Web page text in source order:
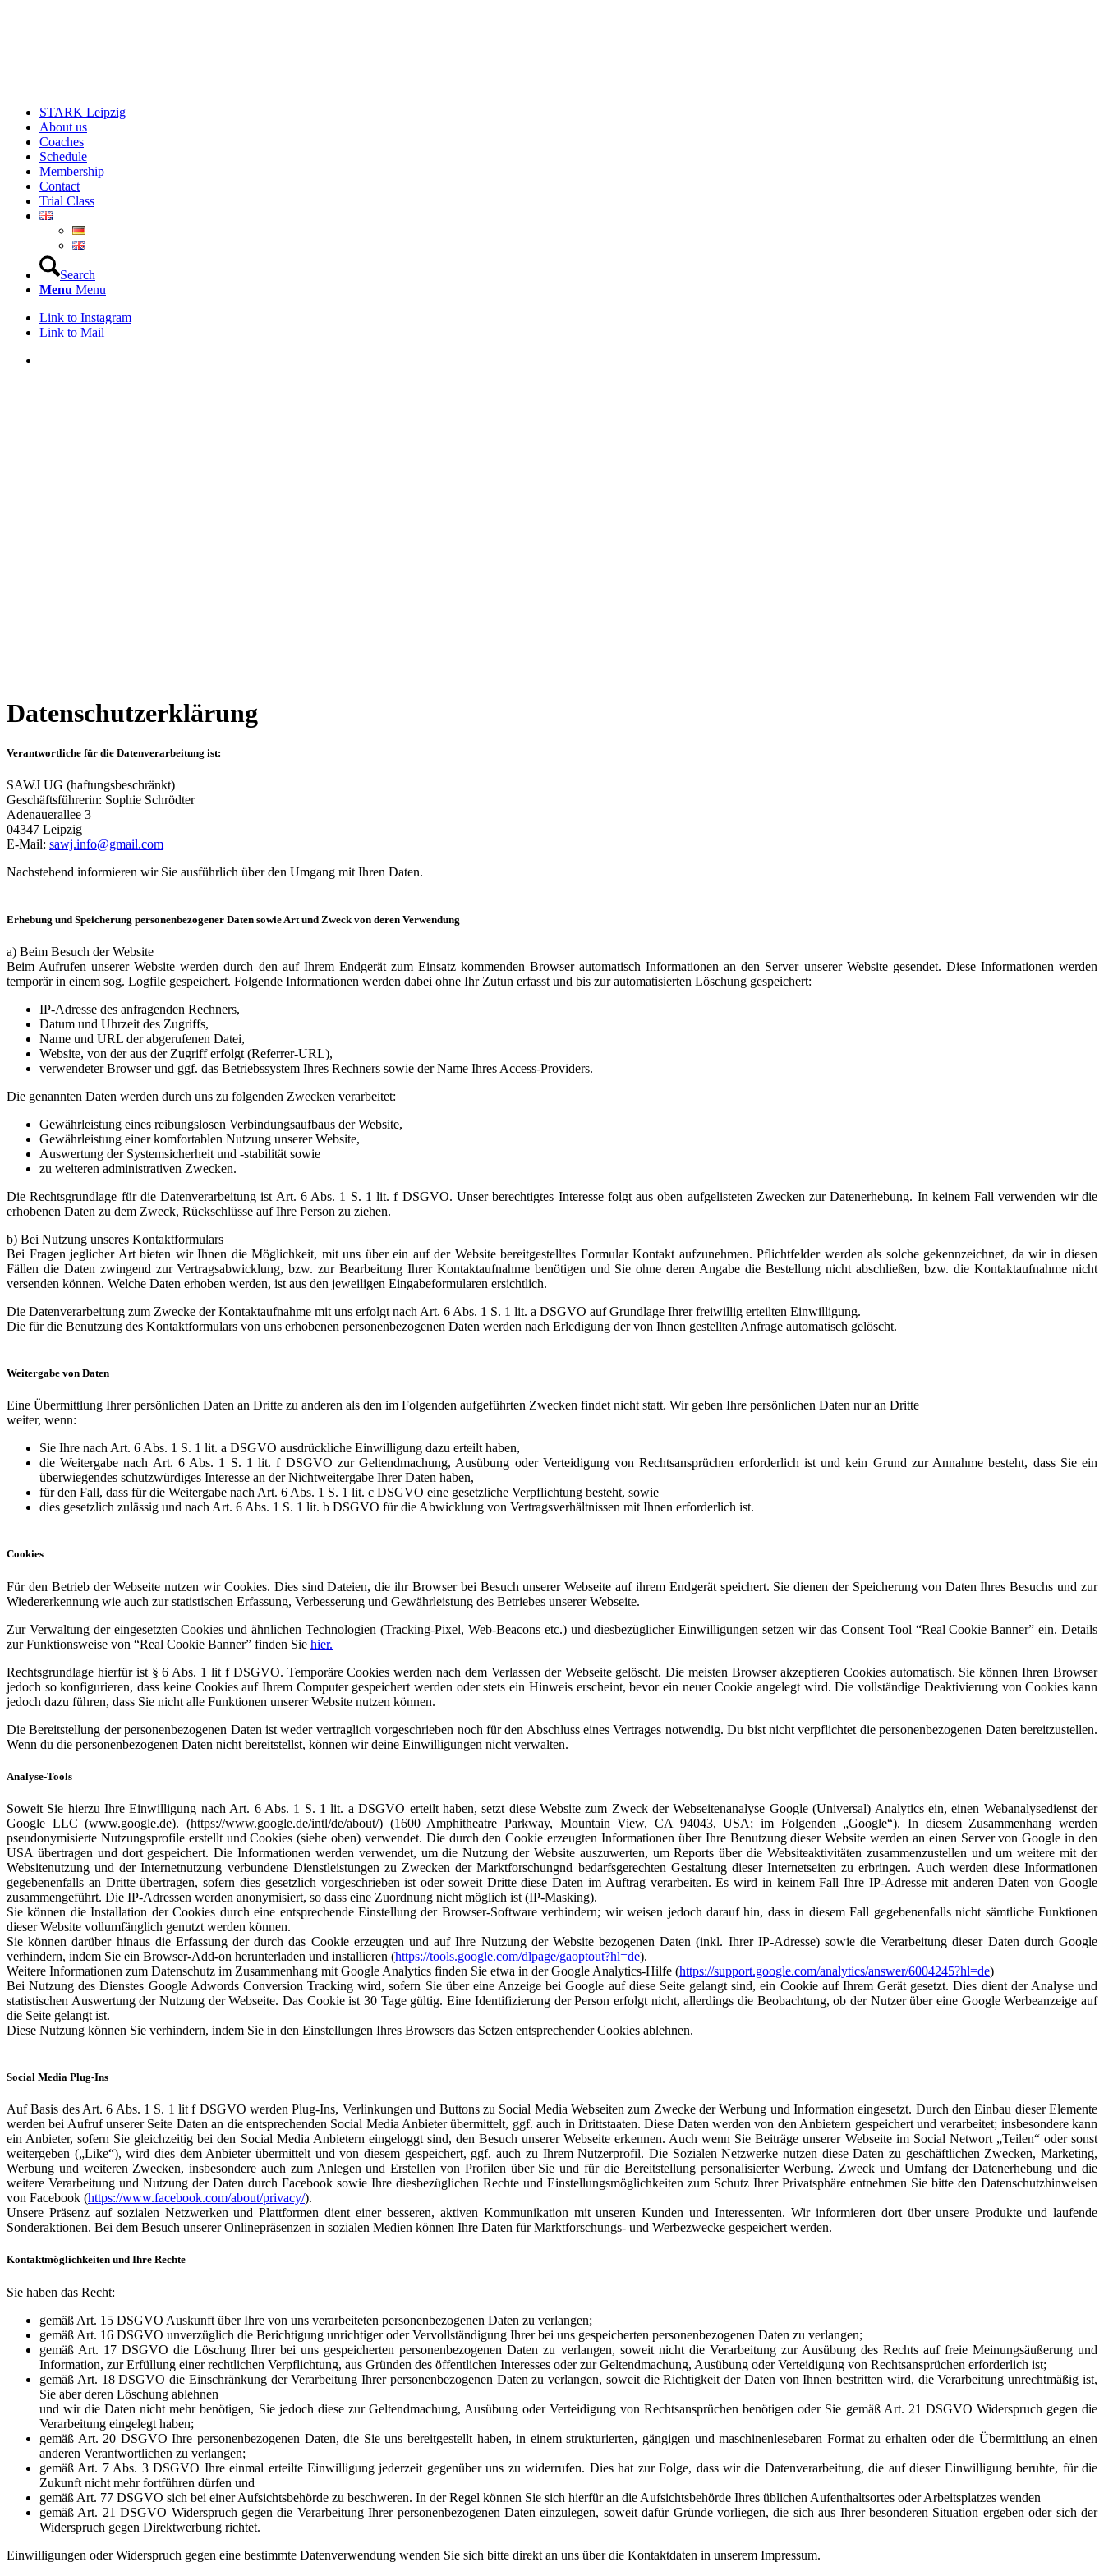
STARK Leipzig
About us
Coaches
Schedule
Membership
Contact
Trial Class
Search
Menu Menu
Link to Instagram
Link to Mail
Datenschutzerklärung
Verantwortliche für die Datenverarbeitung ist:
SAWJ UG (haftungsbeschränkt)
Geschäftsführerin: Sophie Schrödter
Adenauerallee 3
04347 Leipzig
E-Mail: sawj.info@gmail.com
Nachstehend informieren wir Sie ausführlich über den Umgang mit Ihren Daten.
Erhebung und Speicherung personenbezogener Daten sowie Art und Zweck von deren Verwendung
a) Beim Besuch der Website
Beim Aufrufen unserer Website werden durch den auf Ihrem Endgerät zum Einsatz kommenden Browser automatisch Informationen an den Server unserer Website gesendet. Diese Informationen werden
temporär in einem sog. Logfile gespeichert. Folgende Informationen werden dabei ohne Ihr Zutun erfasst und bis zur automatisierten Löschung gespeichert:
IP-Adresse des anfragenden Rechners,
Datum und Uhrzeit des Zugriffs,
Name und URL der abgerufenen Datei,
Website, von der aus der Zugriff erfolgt (Referrer-URL),
verwendeter Browser und ggf. das Betriebssystem Ihres Rechners sowie der Name Ihres Access-Providers.
Die genannten Daten werden durch uns zu folgenden Zwecken verarbeitet:
Gewährleistung eines reibungslosen Verbindungsaufbaus der Website,
Gewährleistung einer komfortablen Nutzung unserer Website,
Auswertung der Systemsicherheit und -stabilität sowie
zu weiteren administrativen Zwecken.
Die Rechtsgrundlage für die Datenverarbeitung ist Art. 6 Abs. 1 S. 1 lit. f DSGVO. Unser berechtigtes Interesse folgt aus oben aufgelisteten Zwecken zur Datenerhebung. In keinem Fall verwenden wir die
erhobenen Daten zu dem Zweck, Rückschlüsse auf Ihre Person zu ziehen.
b) Bei Nutzung unseres Kontaktformulars
Bei Fragen jeglicher Art bieten wir Ihnen die Möglichkeit, mit uns über ein auf der Website bereitgestelltes Formular Kontakt aufzunehmen. Pflichtfelder werden als solche gekennzeichnet, da wir in diesen
Fällen die Daten zwingend zur Vertragsabwicklung, bzw. zur Bearbeitung Ihrer Kontaktaufnahme benötigen und Sie ohne deren Angabe die Bestellung nicht abschließen, bzw. die Kontaktaufnahme nicht
versenden können. Welche Daten erhoben werden, ist aus den jeweiligen Eingabeformularen ersichtlich.
Die Datenverarbeitung zum Zwecke der Kontaktaufnahme mit uns erfolgt nach Art. 6 Abs. 1 S. 1 lit. a DSGVO auf Grundlage Ihrer freiwillig erteilten Einwilligung.
Die für die Benutzung des Kontaktformulars von uns erhobenen personenbezogenen Daten werden nach Erledigung der von Ihnen gestellten Anfrage automatisch gelöscht.
Weitergabe von Daten
Eine Übermittlung Ihrer persönlichen Daten an Dritte zu anderen als den im Folgenden aufgeführten Zwecken findet nicht statt. Wir geben Ihre persönlichen Daten nur an Dritte
weiter, wenn:
Sie Ihre nach Art. 6 Abs. 1 S. 1 lit. a DSGVO ausdrückliche Einwilligung dazu erteilt haben,
die Weitergabe nach Art. 6 Abs. 1 S. 1 lit. f DSGVO zur Geltendmachung, Ausübung oder Verteidigung von Rechtsansprüchen erforderlich ist und kein Grund zur Annahme besteht, dass Sie ein
überwiegendes schutzwürdiges Interesse an der Nichtweitergabe Ihrer Daten haben,
für den Fall, dass für die Weitergabe nach Art. 6 Abs. 1 S. 1 lit. c DSGVO eine gesetzliche Verpflichtung besteht, sowie
dies gesetzlich zulässig und nach Art. 6 Abs. 1 S. 1 lit. b DSGVO für die Abwicklung von Vertragsverhältnissen mit Ihnen erforderlich ist.
Cookies
Für den Betrieb der Webseite nutzen wir Cookies. Dies sind Dateien, die ihr Browser bei Besuch unserer Webseite auf ihrem Endgerät speichert. Sie dienen der Speicherung von Daten Ihres Besuchs und zur
Wiedererkennung wie auch zur statistischen Erfassung, Verbesserung und Gewährleistung des Betriebes unserer Webseite.
Zur Verwaltung der eingesetzten Cookies und ähnlichen Technologien (Tracking-Pixel, Web-Beacons etc.) und diesbezüglicher Einwilligungen setzen wir das Consent Tool “Real Cookie Banner” ein. Details
zur Funktionsweise von “Real Cookie Banner” finden Sie hier.
Rechtsgrundlage hierfür ist § 6 Abs. 1 lit f DSGVO. Temporäre Cookies werden nach dem Verlassen der Webseite gelöscht. Die meisten Browser akzeptieren Cookies automatisch. Sie können Ihren Browser
jedoch so konfigurieren, dass keine Cookies auf Ihrem Computer gespeichert werden oder stets ein Hinweis erscheint, bevor ein neuer Cookie angelegt wird. Die vollständige Deaktivierung von Cookies kann
jedoch dazu führen, dass Sie nicht alle Funktionen unserer Website nutzen können.
Die Bereitstellung der personenbezogenen Daten ist weder vertraglich vorgeschrieben noch für den Abschluss eines Vertrages notwendig. Du bist nicht verpflichtet die personenbezogenen Daten bereitzustellen.
Wenn du die personenbezogenen Daten nicht bereitstellst, können wir deine Einwilligungen nicht verwalten.
Analyse-Tools
Soweit Sie hierzu Ihre Einwilligung nach Art. 6 Abs. 1 S. 1 lit. a DSGVO erteilt haben, setzt diese Website zum Zweck der Webseitenanalyse Google (Universal) Analytics ein, einen Webanalysedienst der
Google LLC (www.google.de). (https://www.google.de/intl/de/about/) (1600 Amphitheatre Parkway, Mountain View, CA 94043, USA; im Folgenden „Google“). In diesem Zusammenhang werden
pseudonymisierte Nutzungsprofile erstellt und Cookies (siehe oben) verwendet. Die durch den Cookie erzeugten Informationen über Ihre Benutzung dieser Website werden an einen Server von Google in den
USA übertragen und dort gespeichert. Die Informationen werden verwendet, um die Nutzung der Website auszuwerten, um Reports über die Websiteaktivitäten zusammenzustellen und um weitere mit der
Websitenutzung und der Internetnutzung verbundene Dienstleistungen zu Zwecken der Marktforschungnd bedarfsgerechten Gestaltung dieser Internetseiten zu erbringen. Auch werden diese Informationen
gegebenenfalls an Dritte übertragen, sofern dies gesetzlich vorgeschrieben ist oder soweit Dritte diese Daten im Auftrag verarbeiten. Es wird in keinem Fall Ihre IP-Adresse mit anderen Daten von Google
zusammengeführt. Die IP-Adressen werden anonymisiert, so dass eine Zuordnung nicht möglich ist (IP-Masking).
Sie können die Installation der Cookies durch eine entsprechende Einstellung der Browser-Software verhindern; wir weisen jedoch darauf hin, dass in diesem Fall gegebenenfalls nicht sämtliche Funktionen
dieser Website vollumfänglich genutzt werden können.
Sie können darüber hinaus die Erfassung der durch das Cookie erzeugten und auf Ihre Nutzung der Website bezogenen Daten (inkl. Ihrer IP-Adresse) sowie die Verarbeitung dieser Daten durch Google
verhindern, indem Sie ein Browser-Add-on herunterladen und installieren (https://tools.google.com/dlpage/gaoptout?hl=de).
Weitere Informationen zum Datenschutz im Zusammenhang mit Google Analytics finden Sie etwa in der Google Analytics-Hilfe (https://support.google.com/analytics/answer/6004245?hl=de)
Bei Nutzung des Dienstes Google Adwords Conversion Tracking wird, sofern Sie über eine Anzeige bei Google auf diese Seite gelangt sind, ein Cookie auf Ihrem Gerät gesetzt. Dies dient der Analyse und
statistischen Auswertung der Nutzung der Webseite. Das Cookie ist 30 Tage gültig. Eine Identifizierung der Person erfolgt nicht, allerdings die Beobachtung, ob der Nutzer über eine Google Werbeanzeige auf
die Seite gelangt ist.
Diese Nutzung können Sie verhindern, indem Sie in den Einstellungen Ihres Browsers das Setzen entsprechender Cookies ablehnen.
Social Media Plug-Ins
Auf Basis des Art. 6 Abs. 1 S. 1 lit f DSGVO werden Plug-Ins, Verlinkungen und Buttons zu Social Media Webseiten zum Zwecke der Werbung und Information eingesetzt. Durch den Einbau dieser Elemente
werden bei Aufruf unserer Seite Daten an die entsprechenden Social Media Anbieter übermittelt, ggf. auch in Drittstaaten. Diese Daten werden von den Anbietern gespeichert und verarbeitet; insbesondere kann
ein Anbieter, sofern Sie gleichzeitig bei den Social Media Anbietern eingeloggt sind, den Besuch unserer Webseite erkennen. Auch wenn Sie Beiträge unserer Webseite im Social Networt „Teilen“ oder sonst
weitergeben („Like“), wird dies dem Anbieter übermittelt und von diesem gespeichert, ggf. auch zu Ihrem Nutzerprofil. Die Sozialen Netzwerke nutzen diese Daten zu geschäftlichen Zwecken, Marketing,
Werbung und weiteren Zwecken, insbesondere auch zum Anlegen und Erstellen von Profilen über Sie und für die Bereitstellung personalisierter Werbung. Zweck und Umfang der Datenerhebung und die
weitere Verarbeitung und Nutzung der Daten durch Facebook sowie Ihre diesbezüglichen Rechte und Einstellungsmöglichkeiten zum Schutz Ihrer Privatsphäre entnehmen Sie bitte den Datenschutzhinweisen
von Facebook (https://www.facebook.com/about/privacy/).
Unsere Präsenz auf sozialen Netzwerken und Plattformen dient einer besseren, aktiven Kommunikation mit unseren Kunden und Interessenten. Wir informieren dort über unsere Produkte und laufende
Sonderaktionen. Bei dem Besuch unserer Onlinepräsenzen in sozialen Medien können Ihre Daten für Marktforschungs- und Werbezwecke gespeichert werden.
Kontaktmöglichkeiten und Ihre Rechte
Sie haben das Recht:
gemäß Art. 15 DSGVO Auskunft über Ihre von uns verarbeiteten personenbezogenen Daten zu verlangen;
gemäß Art. 16 DSGVO unverzüglich die Berichtigung unrichtiger oder Vervollständigung Ihrer bei uns gespeicherten personenbezogenen Daten zu verlangen;
gemäß Art. 17 DSGVO die Löschung Ihrer bei uns gespeicherten personenbezogenen Daten zu verlangen, soweit nicht die Verarbeitung zur Ausübung des Rechts auf freie Meinungsäußerung und
Information, zur Erfüllung einer rechtlichen Verpflichtung, aus Gründen des öffentlichen Interesses oder zur Geltendmachung, Ausübung oder Verteidigung von Rechtsansprüchen erforderlich ist;
gemäß Art. 18 DSGVO die Einschränkung der Verarbeitung Ihrer personenbezogenen Daten zu verlangen, soweit die Richtigkeit der Daten von Ihnen bestritten wird, die Verarbeitung unrechtmäßig ist,
Sie aber deren Löschung ablehnen
und wir die Daten nicht mehr benötigen, Sie jedoch diese zur Geltendmachung, Ausübung oder Verteidigung von Rechtsansprüchen benötigen oder Sie gemäß Art. 21 DSGVO Widerspruch gegen die
Verarbeitung eingelegt haben;
gemäß Art. 20 DSGVO Ihre personenbezogenen Daten, die Sie uns bereitgestellt haben, in einem strukturierten, gängigen und maschinenlesebaren Format zu erhalten oder die Übermittlung an einen
anderen Verantwortlichen zu verlangen;
gemäß Art. 7 Abs. 3 DSGVO Ihre einmal erteilte Einwilligung jederzeit gegenüber uns zu widerrufen. Dies hat zur Folge, dass wir die Datenverarbeitung, die auf dieser Einwilligung beruhte, für die
Zukunft nicht mehr fortführen dürfen und
gemäß Art. 77 DSGVO sich bei einer Aufsichtsbehörde zu beschweren. In der Regel können Sie sich hierfür an die Aufsichtsbehörde Ihres üblichen Aufenthaltsortes oder Arbeitsplatzes wenden
gemäß Art. 21 DSGVO Widerspruch gegen die Verarbeitung Ihrer personenbezogenen Daten einzulegen, soweit dafür Gründe vorliegen, die sich aus Ihrer besonderen Situation ergeben oder sich der
Widerspruch gegen Direktwerbung richtet.
Einwilligungen oder Widerspruch gegen eine bestimmte Datenverwendung wenden Sie sich bitte direkt an uns über die Kontaktdaten in unserem Impressum.